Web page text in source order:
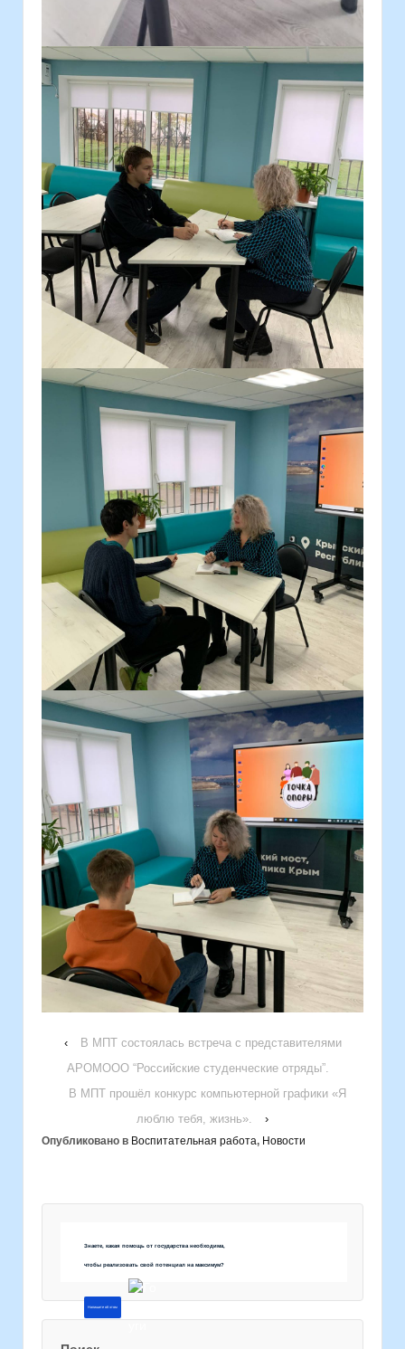
‹
В МПТ состоялась встреча с представителями
АРОМООО “Российские студенческие отряды”.
В МПТ прошёл конкурс компьютерной графики «Я
люблю тебя, жизнь».
›
Опубликовано в Воспитательная работа, Новости
Знаете, какая помощь от государства необходима,
чтобы реализовать свой потенциал на максимум?
Напишите об этом